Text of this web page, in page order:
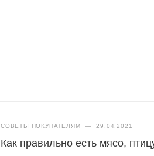
СОВЕТЫ ПОКУПАТЕЛЯМ — 29.04.2021
Как правильно есть мясо,